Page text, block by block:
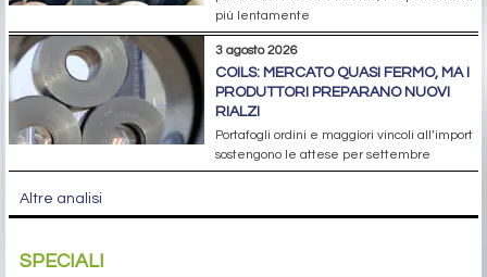
più lentamente
3 agosto 2026
COILS: MERCATO QUASI FERMO, MA I
PRODUTTORI PREPARANO NUOVI
RIALZI
Portafogli ordini e maggiori vincoli all’import
sostengono le attese per settembre
Altre analisi
SPECIALI